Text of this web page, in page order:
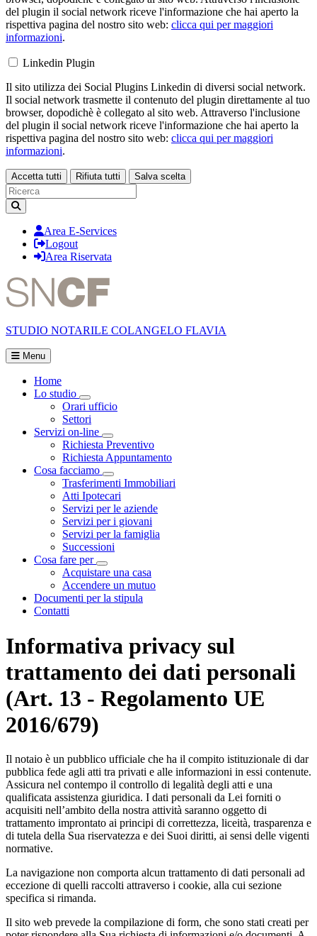
del plugin il social network riceve l'informazione che hai aperto la
rispettiva pagina del nostro sito web: clicca qui per maggiori
informazioni.
Linkedin Plugin
Il sito utilizza dei Social Plugins Linkedin di diversi social network.
Il social network trasmette il contenuto del plugin direttamente al tuo
browser, dopodichè è collegato al sito web. Attraverso l'inclusione
del plugin il social network riceve l'informazione che hai aperto la
rispettiva pagina del nostro sito web: clicca qui per maggiori
informazioni.
Accetta tutti Rifiuta tutti Salva scelta
Loading...
Area E-Services
Logout
Area Riservata
STUDIO NOTARILE COLANGELO FLAVIA
Menu
Home
Lo studio
Visualizza menù di secondo livello
Orari ufficio
Settori
Servizi on-line
Visualizza menù di secondo livello
Richiesta Preventivo
Richiesta Appuntamento
Cosa facciamo
Visualizza menù di secondo livello
Trasferimenti Immobiliari
Atti Ipotecari
Servizi per le aziende
Servizi per i giovani
Servizi per la famiglia
Successioni
Cosa fare per
Visualizza menù di secondo livello
Acquistare una casa
Accendere un mutuo
Documenti per la stipula
Contatti
Informativa privacy sul
trattamento dei dati personali
(Art. 13 - Regolamento UE
2016/679)
Il notaio è un pubblico ufficiale che ha il compito istituzionale di dar
pubblica fede agli atti tra privati e alle informazioni in essi contenute.
Assicura nel contempo il controllo di legalità degli atti e una
qualificata assistenza giuridica. I dati personali da Lei forniti o
acquisiti nell’ambito della nostra attività saranno oggetto di
trattamento improntato ai principi di correttezza, liceità, trasparenza e
di tutela della Sua riservatezza e dei Suoi diritti, ai sensi delle vigenti
normative.
La navigazione non comporta alcun trattamento di dati personali ad
eccezione di quelli raccolti attraverso i cookie, alla cui sezione
specifica si rimanda.
Il sito web prevede la compilazione di form, che sono stati creati per